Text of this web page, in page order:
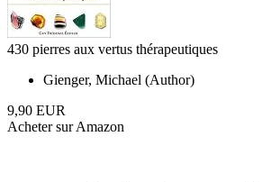
430 pierres aux vertus thérapeutiques
Gienger, Michael (Author)
9,90 EUR
Acheter sur Amazon